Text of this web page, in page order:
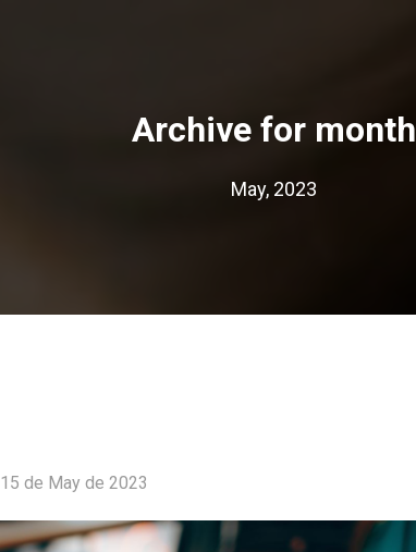
Archive for month
May, 2023
15 de May de 2023